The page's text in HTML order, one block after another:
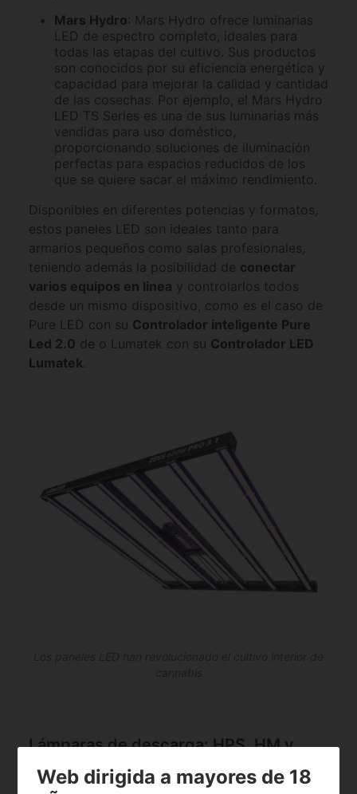
Mars Hydro: Mars Hydro ofrece luminarias
LED de espectro completo, ideales para
todas las etapas del cultivo. Sus productos
son conocidos por su eficiencia energética y
capacidad para mejorar la calidad y cantidad
de las cosechas. Por ejemplo, el Mars Hydro
LED TS Series es una de sus luminarias más
vendidas para uso doméstico,
proporcionando soluciones de iluminación
perfectas para espacios reducidos de los
que se quiere sacar el máximo rendimiento.
Disponibles en diferentes potencias y formatos,
estos paneles LED son ideales tanto para
armarios pequeños como salas profesionales,
teniendo además la posibilidad de conectar
varios equipos en linea y controlarlos todos
desde un mismo dispositivo, como es el caso de
Pure LED con su Controlador inteligente Pure
Led 2.0 de o Lumatek con su Controlador LED
Lumatek
Lámparas de descarga: HPS, HM y
CMH
Web dirigida a mayores de 18